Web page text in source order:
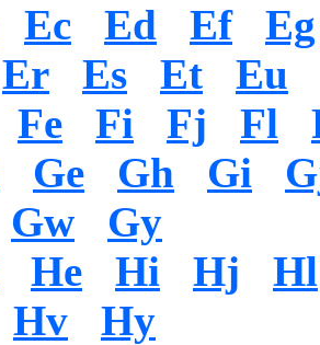
Ec Ed Ef
Eg
Er Es Et
Eu
Fe Fi Fj Fl
Ge Gh Gi
Gw
Gy
He Hi Hj
Hl
Hv
Hy